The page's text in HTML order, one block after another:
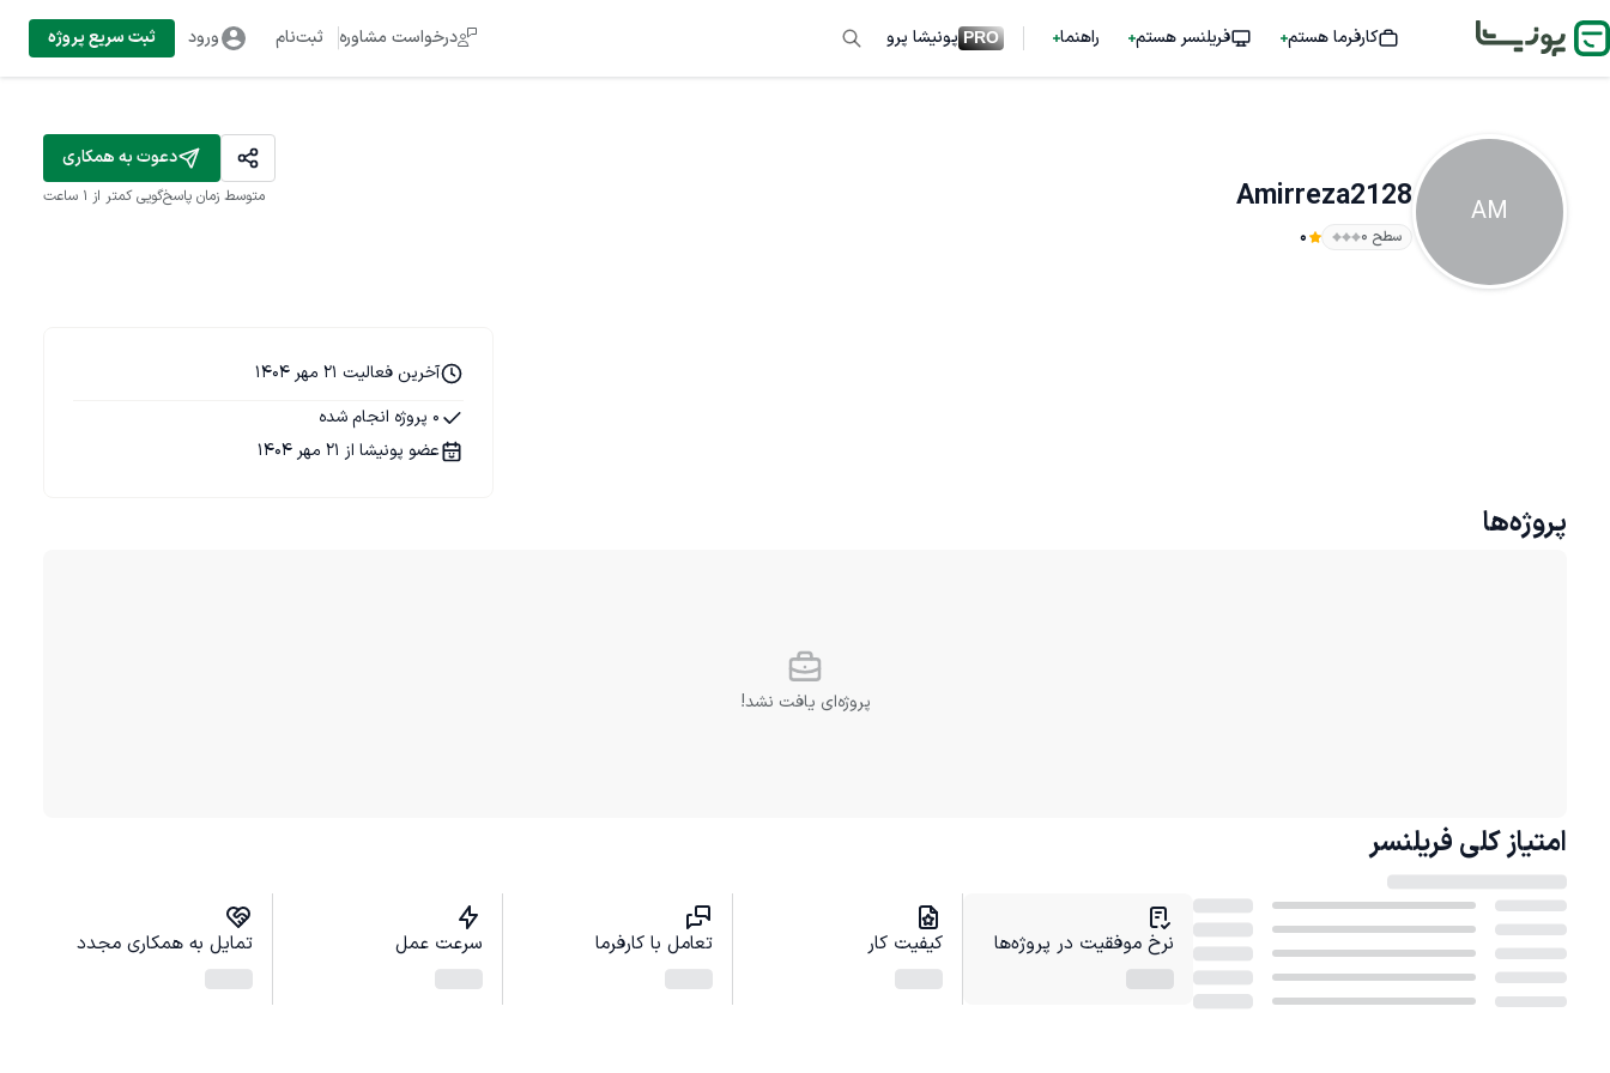
کارفرما هستم فریلنسر هستم راهنما PRO پونیشا پرو درخواست مشاوره ثبت‌نام ورود ثبت سریع پروژه
AM
Amirreza2128
سطح ۰ 0
دعوت به همکاری
متوسط زمان پاسخ‌گویی کمتر از 1 ساعت
آخرین فعالیت 21 مهر 1404
0 پروژه انجام شده
عضو پونیشا از 21 مهر 1404
پروژه‌ها
پروژه‌ای یافت نشد!
امتیاز کلی فریلنسر
نرخ موفقیت در پروژه‌ها کیفیت کار تعامل با کارفرما سرعت عمل تمایل به همکاری مجدد